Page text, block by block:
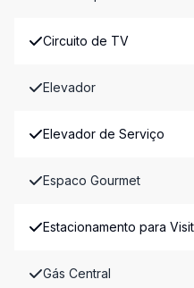
Circuito de TV
Elevador
Elevador de Serviço
Espaco Gourmet
Estacionamento para
Gás Central